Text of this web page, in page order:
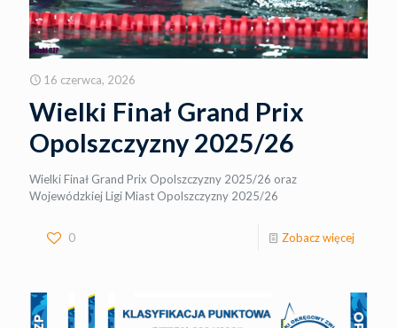
16 czerwca, 2026
Wielki Finał Grand Prix
Opolszczyzny 2025/26
Wielki Finał Grand Prix Opolszczyzny 2025/26 oraz
Wojewódzkiej Ligi Miast Opolszczyzny 2025/26
0 Zobacz więcej